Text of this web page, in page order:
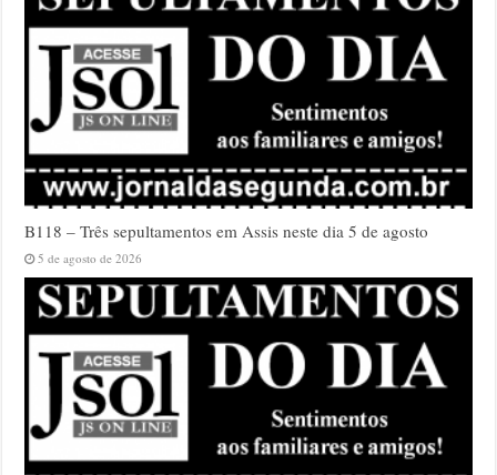
B118 – Três sepultamentos em Assis neste dia 5 de agosto
5 de agosto de 2026